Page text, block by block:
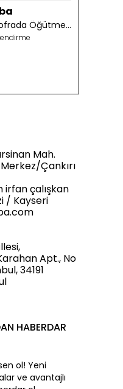
3 Adet 1 Kg Granül Sofrada Öğütme Tuzu
Mah.
Çankırı
irfan çalışkan
/ Kayseri
Apt., No
34191
HABERDAR
ol! Yeni
ve avantajlı